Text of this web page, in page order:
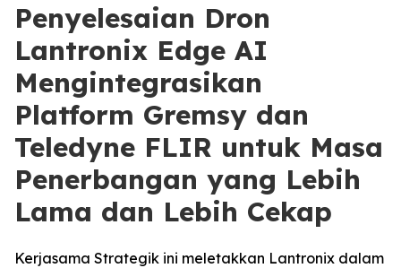
Penyelesaian Dron
Lantronix Edge AI
Mengintegrasikan
Platform Gremsy dan
Teledyne FLIR untuk Masa
Penerbangan yang Lebih
Lama dan Lebih Cekap
Kerjasama Strategik ini meletakkan Lantronix dalam